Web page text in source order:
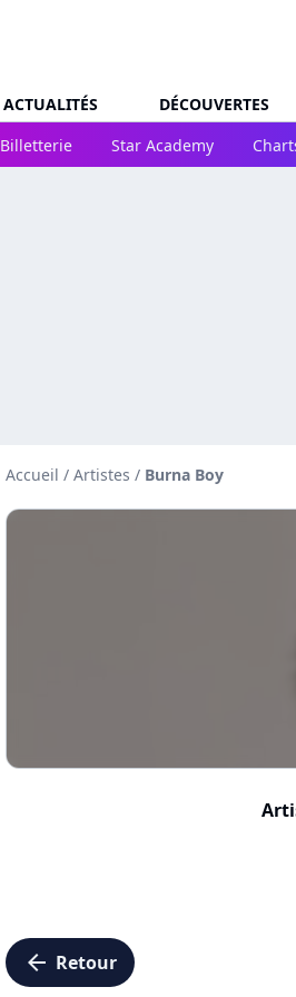
ACTUALITÉS
DÉCOUVERTES
Billetterie
Star Academy
Accueil / Artistes / Burna Boy
arrow_left Retour